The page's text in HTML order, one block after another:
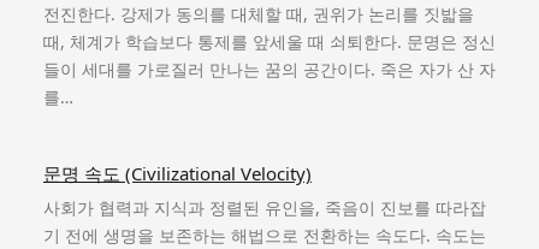
전진한다. 강제가 동의를 대체할 때, 권위가 논리를 짓밟을
때, 체계가 학습보다 통제를 앞세울 때 쇠퇴한다. 문명은 정신
들이 세대를 가로질러 만나는 꿈의 공간이다. 죽은 자가 산 자
를…
문명 속도 (Civilizational Velocity)
사회가 협력과 지식과 정렬된 유인을, 죽음이 진보를 따라잡
기 전에 생명을 보존하는 해법으로 전환하는 속도다. 속도는